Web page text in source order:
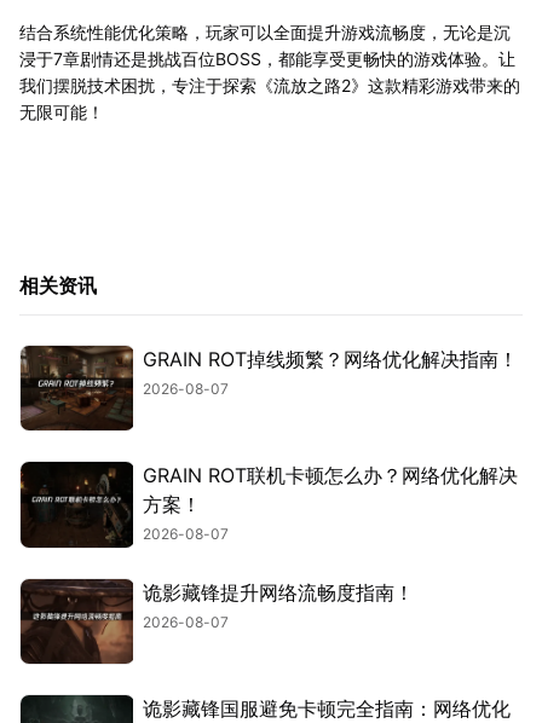
结合系统性能优化策略，玩家可以全面提升游戏流畅度，无论是沉
浸于7章剧情还是挑战百位BOSS，都能享受更畅快的游戏体验。让
我们摆脱技术困扰，专注于探索《流放之路2》这款精彩游戏带来的
无限可能！
相关资讯
GRAIN ROT掉线频繁？网络优化解决指南！
2026-08-07
GRAIN ROT联机卡顿怎么办？网络优化解决
方案！
2026-08-07
诡影藏锋提升网络流畅度指南！
2026-08-07
诡影藏锋国服避免卡顿完全指南：网络优化